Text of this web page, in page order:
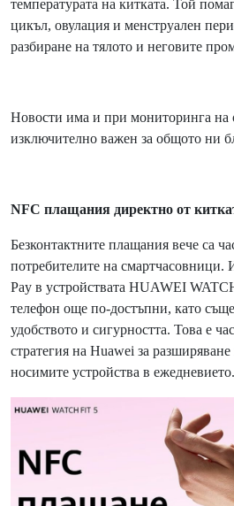
температурата на китката. Той
цикъл, овулация и менструален
разбиране на тялото и неговите
Новости има и при мониторинга на
изключително важен за общото ни
NFC плащания директно от
Безконтактните плащания вече са
потребителите на смартчасовници.
Pay в устройствата HUAWEI
телефон още по-достъпни, като
удобството и сигурността. Това е
стратегия на Huawei за
носимите устройства в ежедневието.